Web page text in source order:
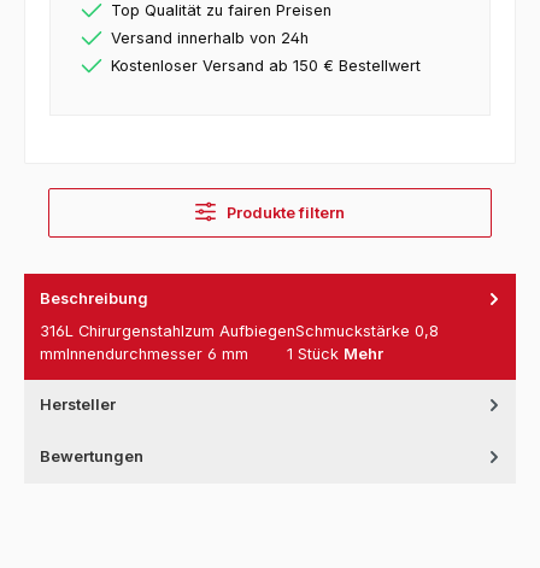
Top Qualität zu fairen Preisen
Versand innerhalb von 24h
Kostenloser Versand ab 150 € Bestellwert
Produkte filtern
Beschreibung
316L Chirurgenstahlzum AufbiegenSchmuckstärke 0,8
mmInnendurchmesser 6 mm 1 Stück Mehr
Hersteller
Bewertungen